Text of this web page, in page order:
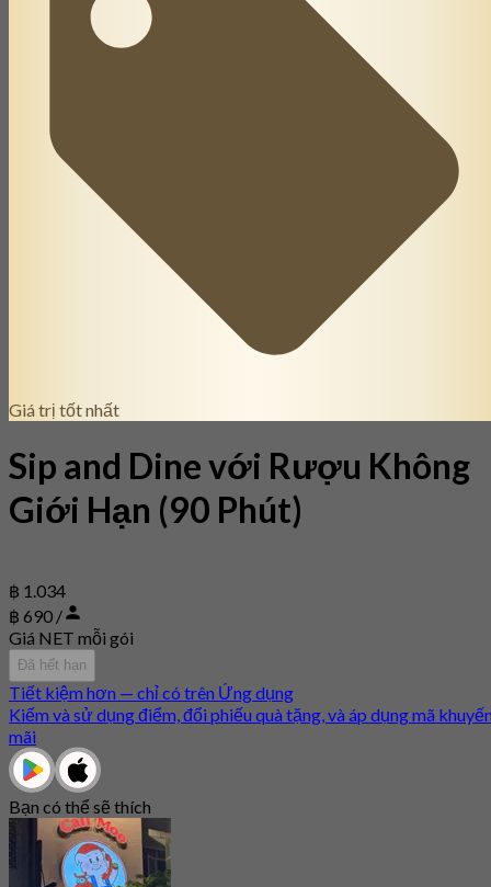
Giá trị tốt nhất
Sip and Dine với Rượu Không
Giới Hạn (90 Phút)
฿ 1.034
฿ 690 /
Giá NET mỗi gói
Đã hết hạn
Tiết kiệm hơn — chỉ có trên Ứng dụng
Kiếm và sử dụng điểm, đổi phiếu quà tặng, và áp dụng mã
mãi
Bạn có thể sẽ thích